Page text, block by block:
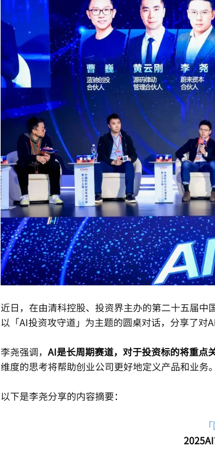
近日，在由清科控股、投资界主办的第二十五届中
以「AI投资攻守道」为主题的圆桌对话，分享了对
李尧强调， AI是长周期赛道，对于投资标的将重点
维度的思考将帮助创业公司更好地定义产品和业务。
以下是李尧分享的内容摘要：